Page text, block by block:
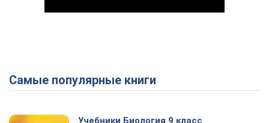
Play Video
Самые популярные книги
Учебники Биология 9 класс